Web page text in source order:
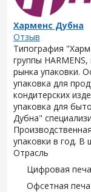
Харменс Дубна
Отзыв
Типография
группы
рынка упаковки.
упаковка для
кондитерских
упаковка для
Дубна"
упаковки в год. В
Отрасль
Цифровая
Офсетная